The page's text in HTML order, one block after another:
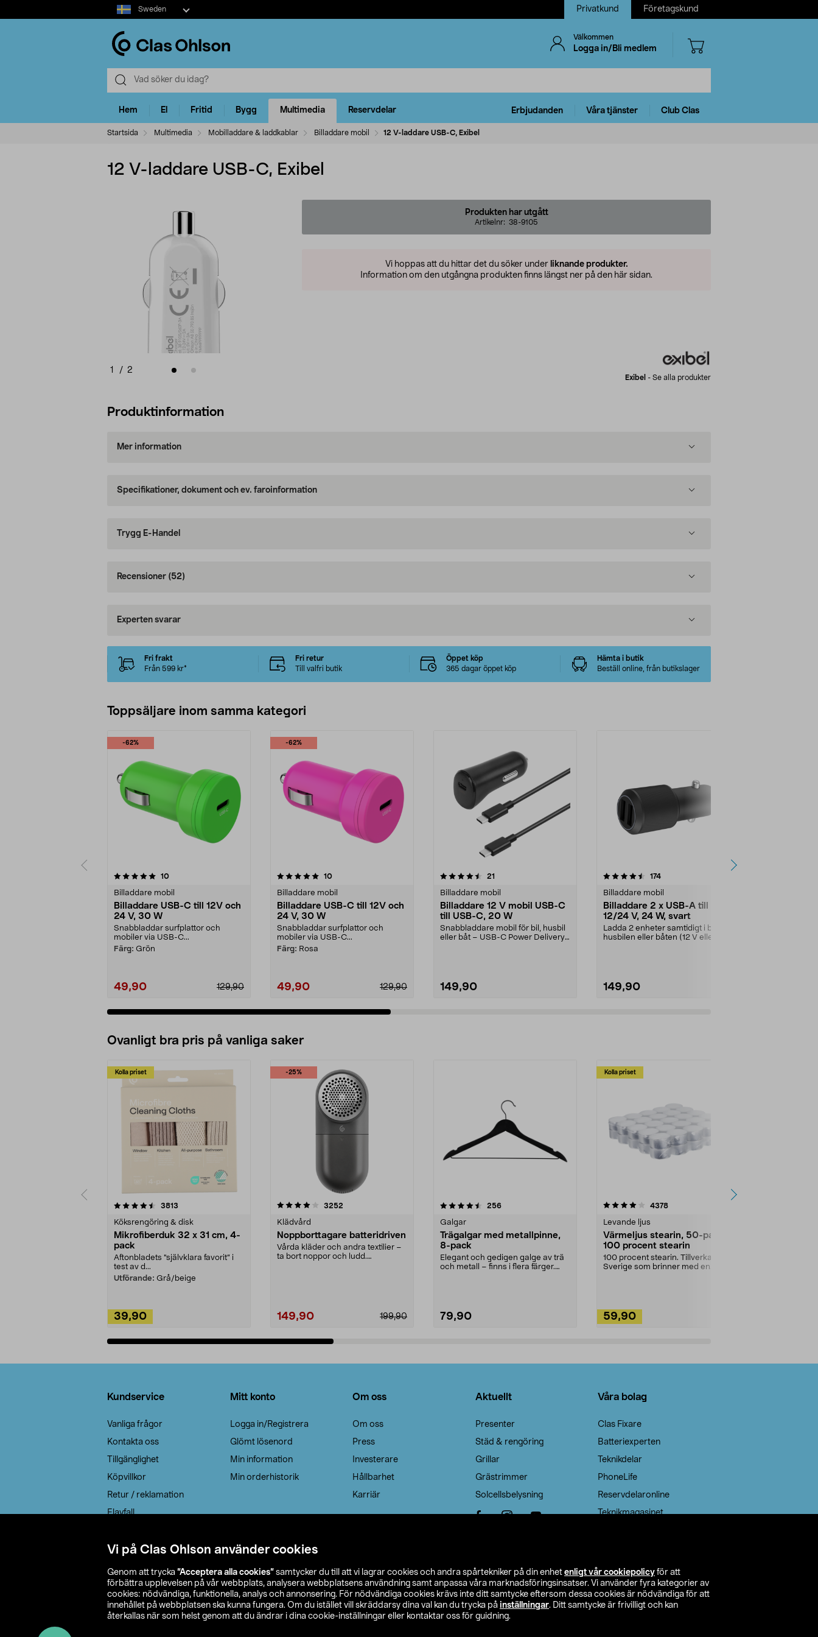
Vi på Clas Ohlson använder cookies
Genom att trycka ”Acceptera alla cookies” samtycker du till att vi lagrar cookies och andra spårtekniker på din enhet enligt vår cookiepolicy för att
förbättra upplevelsen på vår webbplats, analysera webbplatsens användning samt anpassa våra marknadsföringsinsatser. Vi använder fyra kategorier av
cookies: nödvändiga, funktionella, analys och annonsering. För nödvändiga cookies krävs inte ditt samtycke eftersom dessa cookies är nödvändiga för att
innehållet på webbplatsen ska kunna fungera. Om du istället vill skräddarsy dina val kan du trycka på inställningar. Ditt samtycke är frivilligt och kan
återkallas när som helst genom att du ändrar i dina cookie-inställningar eller kontaktar oss för guidning.
Select
market
Sweden Privatkund Företagskund
Välkommen
Logga in/Bli medlem
Hem El Fritid Bygg Multimedia Reservdelar Erbjudanden Våra tjänster Club Clas
Startsida Multimedia Mobilladdare & laddkablar Billaddare mobil 12 V-laddare USB-C, Exibel
12 V-laddare USB-C, Exibel
1 / 2
Produkten har utgått
Artikelnr: 38-9105
Vi hoppas att du hittar det du söker under liknande produkter.
Information om den utgångna produkten finns längst ner på den här sidan.
Exibel - Se alla produkter
Produktinformation
Mer information
Specifikationer, dokument och ev. faroinformation
Trygg E-Handel
Recensioner (52)
Experten svarar
Fri frakt
Från 599 kr*
Fri retur
Till valfri butik
Öppet köp
365 dagar öppet köp
Hämta i butik
Beställ online, från butikslager
Toppsäljare inom samma kategori
-62%
10recensioner
Billaddare mobil
Billaddare USB-C till 12V och
24 V, 30 W
Snabbladdar surfplattor och
mobiler via USB-C...
Färg: Grön
49,90 129,90
-62%
5.0 av 5 stjärnor 10recensioner
Billaddare mobil
Billaddare USB-C till 12V och
24 V, 30 W
Snabbladdar surfplattor och
mobiler via USB-C...
Färg: Rosa
49,90 129,90
4.5 av 5 stjärnor 21
Billaddare mobil
Billaddare 12 V mobil USB-C
till USB-C, 20 W
Snabbladdare mobil för bil, husbil
eller båt – USB-C Power Delivery.
149,90
4.5 av 5 stjärnor 174recensioner
Billaddare mobil
Billaddare 2 x USB-A till
12/24 V, 24 W, svart
Ladda 2 enheter samtidigt i bilen,
husbilen eller båten (12 V eller 24
149,90
4.5 av 5 stjärnor
Ovanligt bra pris på vanliga saker
Kolla priset
3813
Köksrengöring & disk
Mikrofiberduk 32 x 31 cm, 4-
pack
Aftonbladets "självklara favorit” i
test av d...
Utförande: Grå/beige
39,90
-25%
4.0av 5 stjärnor 3252
Klädvård
Noppborttagare batteridriven
Vårda kläder och andra textilier –
ta bort noppor och ludd.
199,90
149,90
4.5av 5 stjärnor 256recensioner
Galgar
Trägalgar med metallpinne,
8-pack
Elegant och gedigen galge av trä
och metall – finns i flera färger.
79,90
Kolla priset
4.0av 5 stjärnor 4378recensioner
Levande ljus
Värmeljus stearin, 50-pack,
100 procent stearin
100 procent stearin. Tillverkade i
Sverige som brinner med en
59,90
4.5av 5 stjärnor
Kundservice
Vanliga frågor
Kontakta oss
Tillgänglighet
Köpvillkor
Retur / reklamation
Elavfall
Leveransalternativ
Mitt konto
Logga in/Registrera
Glömt lösenord
Min information
Min orderhistorik
Om oss
Om oss
Press
Investerare
Hållbarhet
Karriär
Aktuellt
Presenter
Städ & rengöring
Grillar
Grästrimmer
Solcellsbelysning
Våra bolag
Clas Fixare
Batteriexperten
Teknikdelar
PhoneLife
Reservdelaronline
Teknikmagasinet